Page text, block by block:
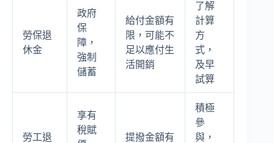
勞保退
休金
政府
保
障，
強制
儲蓄
給付金額有
限，可能不
足以應付生
活開銷
了解
計算
方
式，
及早
試算
勞工退
享有
稅賦
提撥金額有
積極
參
與，